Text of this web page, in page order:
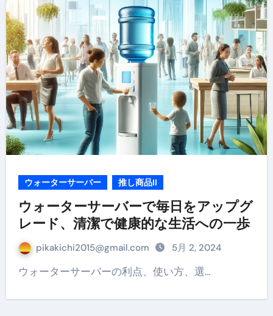
ウォーターサーバー 推し商品II
ウォーターサーバーで毎日をアップグ
レード、清潔で健康的な生活への一歩
pikakichi2015@gmail.com 5月 2, 2024
ウォーターサーバーの利点、使い方、選…